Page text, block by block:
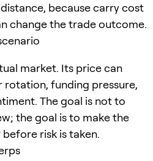
because carry cost
change the trade outcome.
market. Its price can
funding pressure,
The goal is not to
the goal is to make the
risk is taken.